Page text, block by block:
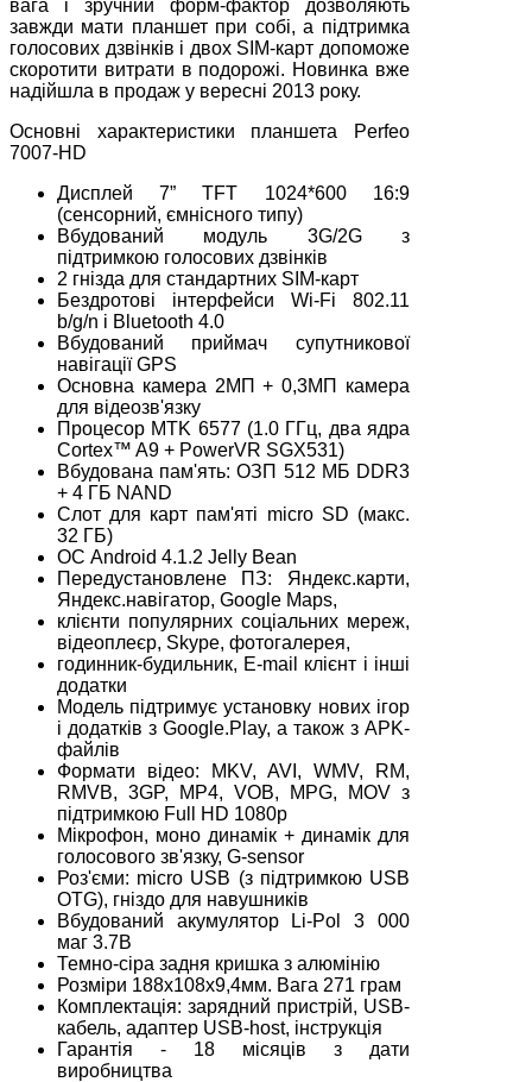
вага і зручний форм-фактор дозволяють
завжди мати планшет при собі, а підтримка
голосових дзвінків і двох SIM-карт допоможе
скоротити витрати в подорожі. Новинка вже
надійшла в продаж у вересні 2013 року.
Основні характеристики планшета Perfeo
7007-HD
Дисплей 7” TFT 1024*600 16:9
(сенсорний, ємнісного типу)
Вбудований модуль 3G/2G з
підтримкою голосових дзвінків
2 гнізда для стандартних SIM-карт
Бездротові інтерфейси Wi-Fi 802.11
b/g/n і Bluetooth 4.0
Вбудований приймач супутникової
навігації GPS
Основна камера 2МП + 0,3МП камера
для відеозв'язку
Процесор MTK 6577 (1.0 ГГц, два ядра
Cortex™ A9 + PowerVR SGX531)
Вбудована пам'ять: ОЗП 512 МБ DDR3
+ 4 ГБ NAND
Слот для карт пам'яті micro SD (макс.
32 ГБ)
ОС Android 4.1.2 Jelly Bean
Передустановлене ПЗ: Яндекс.карти,
Яндекс.навігатор, Google Maps,
клієнти популярних соціальних мереж,
відеоплеєр, Skype, фотогалерея,
годинник-будильник, E-mail клієнт і інші
додатки
Модель підтримує установку нових ігор
і додатків з Google.Play, а також з APK-
файлів
Формати відео: MKV, AVI, WMV, RM,
RMVB, 3GP, MP4, VOB, MPG, MOV з
підтримкою Full HD 1080p
Мікрофон, моно динамік + динамік для
голосового зв'язку, G-sensor
Роз'єми: micro USB (з підтримкою USB
OTG), гніздо для навушників
Вбудований акумулятор Li-Pol 3 000
маг 3.7В
Темно-сіра задня кришка з алюмінію
Розміри 188х108х9,4мм. Вага 271 грам
Комплектація: зарядний пристрій, USB-
кабель, адаптер USB-host, інструкція
Гарантія - 18 місяців з дати
виробництва